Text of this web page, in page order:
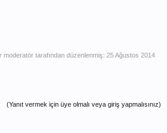
moderatör tarafından düzenlenmiş: 25 Ağustos 2014
(Yanıt vermek için üye olmalı veya giriş yapmalısınız)